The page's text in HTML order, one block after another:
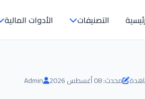
التصنيفات الأدوات المالية
محدث: 08 أغسطس 2026 Admin